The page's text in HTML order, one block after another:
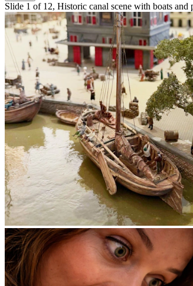
Slide 1 of 12, Historic canal scene with boats